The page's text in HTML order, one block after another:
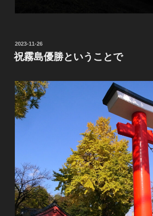
投
稿
日:
2023-11-26
祝霧島優勝ということで